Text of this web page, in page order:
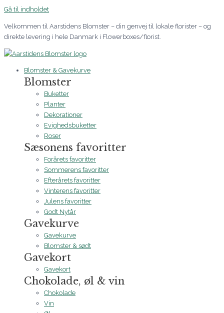
Gå til indholdet
Velkommen til Aarstidens Blomster – din genvej til lokale florister – og
direkte levering i hele Danmark i Flowerboxes/florist.
Blomster & Gavekurve
Blomster
Buketter
Planter
Dekorationer
Evighedsbuketter
Roser
Sæsonens favoritter
Forårets favoritter
Sommerens favoritter
Efterårets favoritter
Vinterens favoritter
Julens favoritter
Godt Nytår
Gavekurve
Gavekurve
Blomster & sødt
Gavekort
Gavekort
Chokolade, øl & vin
Chokolade
Vin